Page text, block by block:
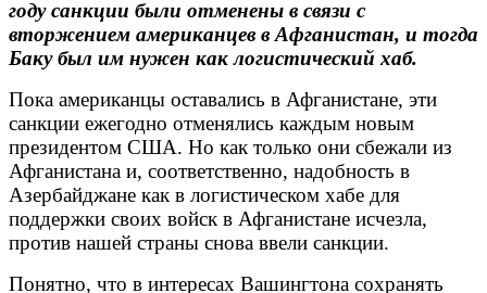
году санкции были отменены в связи с
вторжением американцев в Афганистан, и тогда
Баку был им нужен как логистический хаб.
Пока американцы оставались в Афганистане, эти
санкции ежегодно отменялись каждым новым
президентом США. Но как только они сбежали из
Афганистана и, соответственно, надобность в
Азербайджане как в логистическом хабе для
поддержки своих войск в Афганистане исчезла,
против нашей страны снова ввели санкции.
Понятно, что в интересах Вашингтона сохранять